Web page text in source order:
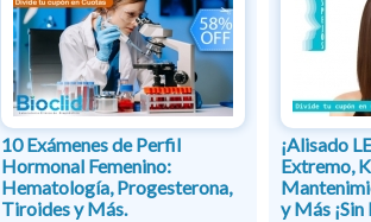
10 Exámenes de Perfil
Hormonal Femenino:
Hematología, Progesterona,
Tiroides y Más.
¡Alisado
Extremo,
y Más